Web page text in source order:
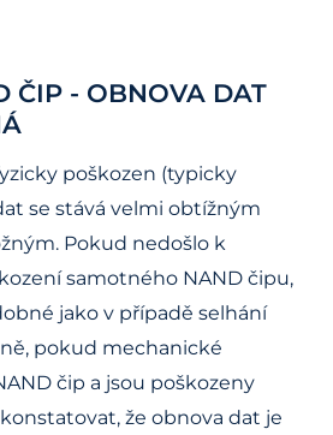
ČIP - OBNOVA DAT
poškozen (typicky
se stává velmi obtížným
Pokud nedošlo k
samotného NAND čipu,
jako v případě selhání
pokud mechanické
čip a jsou poškozeny
že obnova dat je